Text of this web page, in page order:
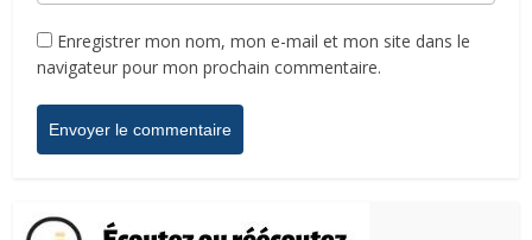
Enregistrer mon nom, mon e-mail et mon site dans le
navigateur pour mon prochain commentaire.